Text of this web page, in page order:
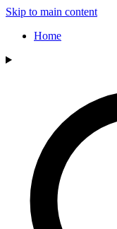
Skip to main content
Home